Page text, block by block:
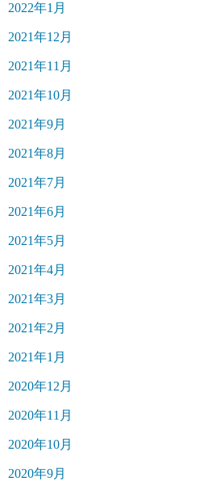
2022年1月
2021年12月
2021年11月
2021年10月
2021年9月
2021年8月
2021年7月
2021年6月
2021年5月
2021年4月
2021年3月
2021年2月
2021年1月
2020年12月
2020年11月
2020年10月
2020年9月